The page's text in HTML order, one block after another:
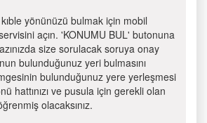
yönünüzü bulmak için mobil
açın. 'KONUMU BUL' butonuna
size sorulacak soruya onay
bulunduğunuz yeri bulmasını
bulunduğunuz yere yerleşmesi
hattınızı ve pusula için gerekli olan
olacaksınız.